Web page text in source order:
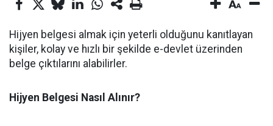
Hijyen belgesi almak için yeterli olduğunu kanıtlayan
kişiler, kolay ve hızlı bir şekilde e-devlet üzerinden
belge çıktılarını alabilirler.
Hijyen Belgesi Nasıl Alınır?